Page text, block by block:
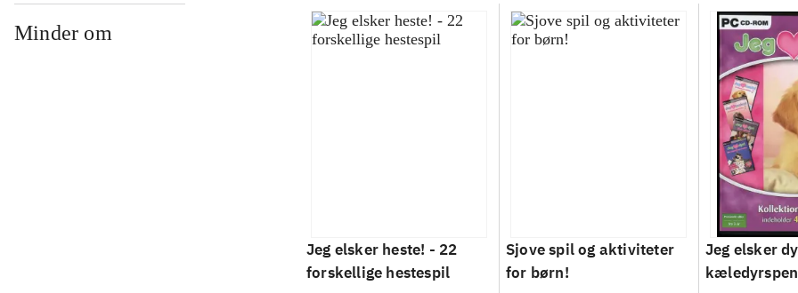
Minder om
Jeg elsker heste! - 22
forskellige hestespil
Sjove spil og aktiviteter
for børn!
Jeg elsker